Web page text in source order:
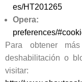
es/HT201265
Opera:
preferences/
Para obtener
deshabilitación o
visitar: